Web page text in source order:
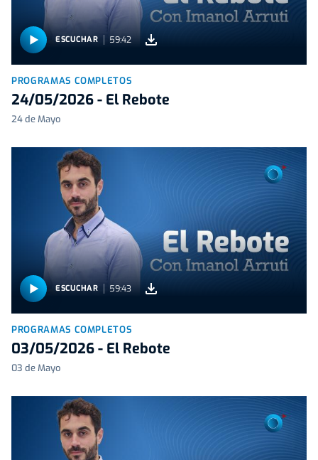
ESCUCHAR 59:42
PROGRAMAS COMPLETOS
24/05/2026 - El Rebote
24 de Mayo
ESCUCHAR 59:43
PROGRAMAS COMPLETOS
03/05/2026 - El Rebote
03 de Mayo